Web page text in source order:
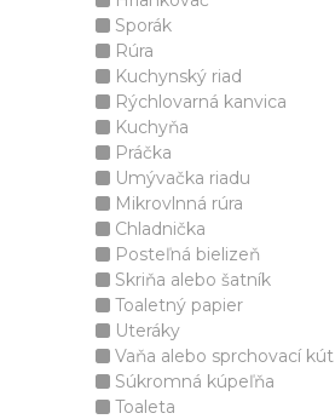
Sporák
Rúra
Kuchynský riad
Rýchlovarná kanvica
Kuchyňa
Práčka
Umývačka riadu
Mikrovlnná rúra
Chladnička
Posteľná bielizeň
Skriňa alebo šatník
Toaletný papier
Uteráky
Vaňa alebo sprchovací kút
Súkromná kúpeľňa
Toaleta